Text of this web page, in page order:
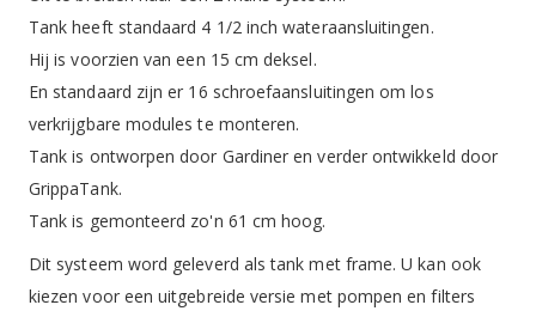
Tank heeft standaard 4 1/2 inch wateraansluitingen.
Hij is voorzien van een 15 cm deksel.
En standaard zijn er 16 schroefaansluitingen om los
verkrijgbare modules te monteren.
Tank is ontworpen door Gardiner en verder ontwikkeld door
GrippaTank.
Tank is gemonteerd zo'n 61 cm hoog.
Dit systeem word geleverd als tank met frame. U kan ook
kiezen voor een uitgebreide versie met pompen en filters